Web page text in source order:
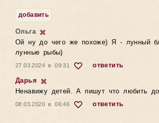
добавить
Ольга
Ой ну до чего же похоже) Я - лунный
лунные рыбы)
27.03.2024 в 09:31
ответить
Дарья
Ненавижу детей. А пишут что любить
08.03.2020 в 06:46 ответить